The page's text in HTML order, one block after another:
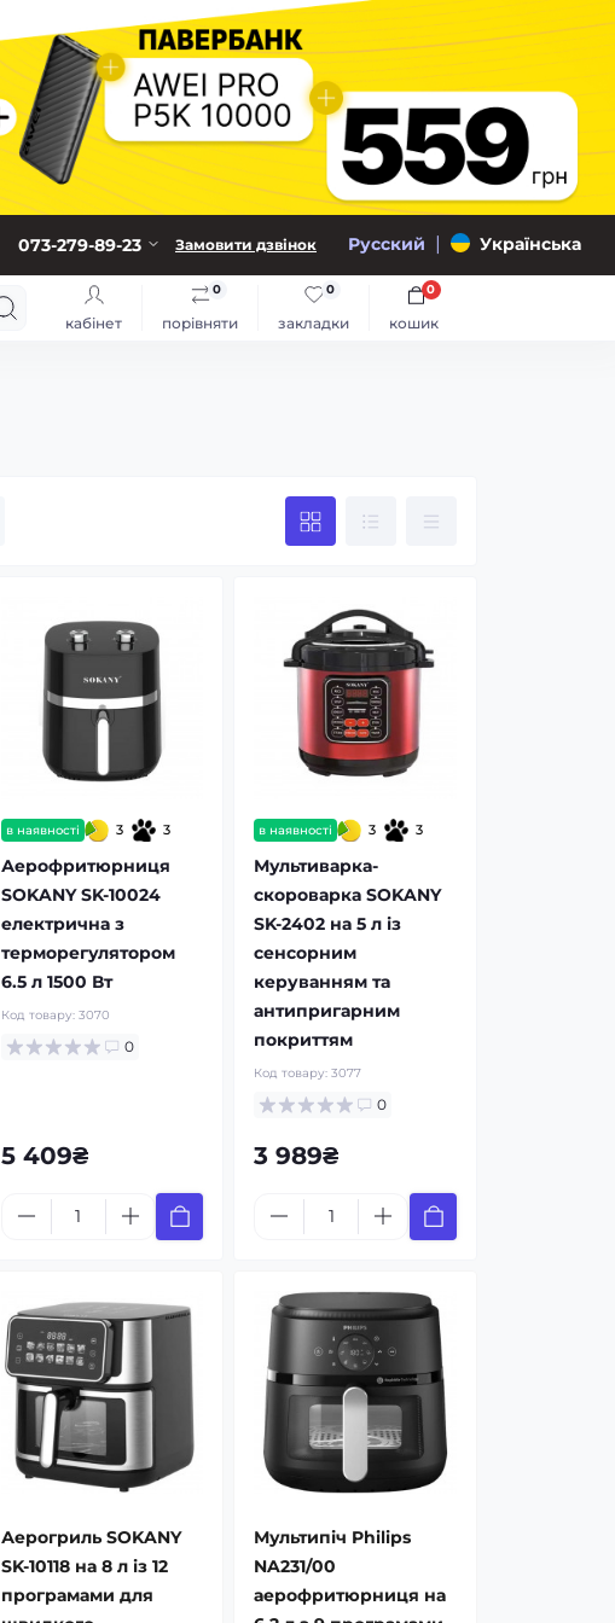
073-279-89-23 Замовити дзвінок Русский | Українська
кабінет порівняти
0
закладки
0
кошик
0
в наявності 3 3
Аерофритюрниця
SOKANY SK-10024
електрична з
терморегулятором
6.5 л 1500 Вт
Код товару: 3070
0
5 409₴
в наявності 3 3
Мультиварка-
скороварка SOKANY
SK-2402 на 5 л із
сенсорним
керуванням та
антипригарним
покриттям
Код товару:3077
0
3 989₴
Аерогриль SOKANY
SK-10118 на 8 л із 12
програмами для
Мультипіч Philips
NA231/00
аерофритюрниця на